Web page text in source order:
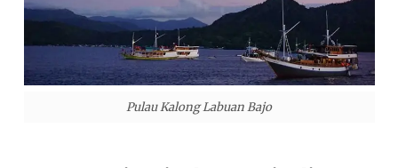
Pulau Kalong Labuan Bajo